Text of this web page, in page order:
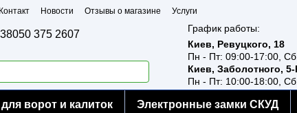
Контакт Новости Отзывы о магазине
Услуги
375 2607
График работы:
Киев, Ревуцкого, 18
Пн - Пт: 09:00-17:00,
Киев, Заболотного,
Пн - Пт: 10:00-18:00,
ворот и калиток Электронные замки СКУД